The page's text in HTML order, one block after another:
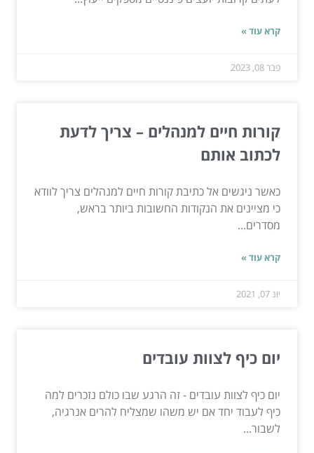
קרא עוד »
פבר 08, 2023
קורות חיים למנהלים – צריך לדעת
לכתוב אותם
כאשר ניגשים אל כתיבת קורות חיים למנהלים צריך לוודא
כי מציינים את הנקודות החשובות ביותר בראש,
מסדרים...
קרא עוד »
יונ 07, 2021
יום כיף לצוות עובדים
יום כיף לצוות עובדים - זה הרגע שבו כולם נזכרים למה
כיף לעבוד יחד אם יש משהו שמצליח להרים אנרגיה,
לשבור...